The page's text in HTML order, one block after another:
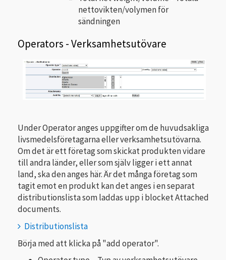
nettovikten/volymen för
sändningen
Operators - Verksamhetsutövare
Under Operator anges uppgifter om de huvudsakliga
livsmedelsföretagarna eller verksamhetsutövarna.
Om det är ett företag som skickat produkten vidare
till andra länder, eller som själv ligger i ett annat
land, ska den anges här. Är det många företag som
tagit emot en produkt kan det anges i en separat
distributionslista som laddas upp i blocket Attached
documents.
Distributionslista
Börja med att klicka på "add operator".